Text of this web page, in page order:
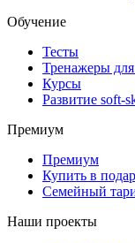
Обучение
Тесты
Тренажеры для
Курсы
Развитие soft-
Премиум
Премиум
Купить в
Семейный
Наши проекты